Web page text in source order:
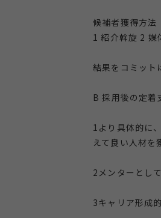
候補者獲得方法
1 紹介斡旋 2
結果をコミット
B 採用後の定着
1より具体的に
えて良い人材を
2メンターとし
3キャリア形成